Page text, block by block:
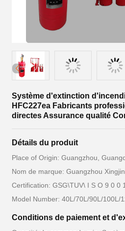
Système d'extinction
HFC227ea Fabricants
directes Assurance qualité
Détails du produit
Place of Origin: Guangzhou,
Nom de marque: Guangzhou
Certification: GSG\TUV\ I S O 9 0 0
Model Number: 40L/70L/90L/100L/
Conditions de paiement et